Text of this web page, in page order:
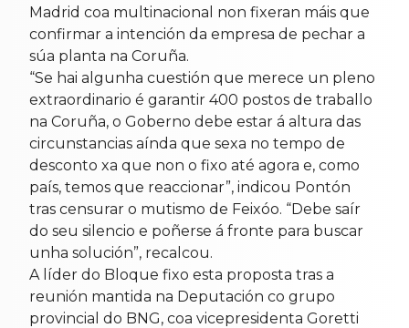
Madrid coa multinacional non fixeran máis que
confirmar a intención da empresa de pechar a
súa planta na Coruña.
“Se hai algunha cuestión que merece un pleno
extraordinario é garantir 400 postos de traballo
na Coruña, o Goberno debe estar á altura das
circunstancias aínda que sexa no tempo de
desconto xa que non o fixo até agora e, como
país, temos que reaccionar”, indicou Pontón
tras censurar o mutismo de Feixóo. “Debe saír
do seu silencio e poñerse á fronte para buscar
unha solución”, recalcou.
A líder do Bloque fixo esta proposta tras a
reunión mantida na Deputación co grupo
provincial do BNG, coa vicepresidenta Goretti